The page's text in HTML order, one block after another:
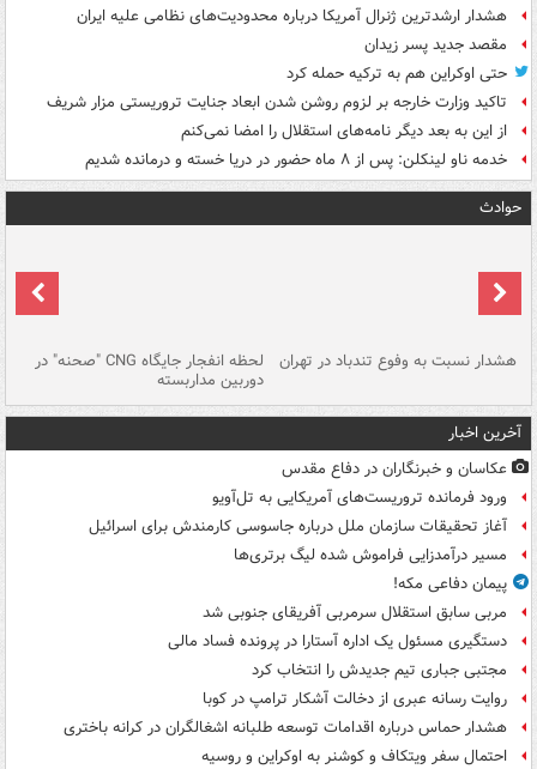
هشدار ارشدترین ژنرال آمریکا درباره محدودیت‌های نظامی علیه ایران
مقصد جدید پسر زیدان
حتی اوکراین هم به ترکیه حمله کرد
تاکید وزارت خارجه بر لزوم روشن شدن ابعاد جنایت تروریستی مزار شریف
از این به بعد دیگر نامه‌های استقلال را امضا نمی‌کنم
خدمه ناو لینکلن: پس از ۸ ماه حضور در دریا خسته و درمانده‌ شدیم
حوادث
هشدار نسبت به وفوع تندباد در تهران لحظه انفجار جایگاه CNG "صحنه" در
دوربین مداربسته
آخرین اخبار
عکاسان و خبرنگاران در دفاع مقدس
ورود فرمانده تروریست‌های آمریکایی به تل‌آویو
آغاز تحقیقات سازمان ملل درباره جاسوسی کارمندش برای اسرائیل
مسیر درآمدزایی فراموش شده لیگ برتری‌ها
پیمان دفاعی مکه!
مربی سابق استقلال سرمربی آفریقای جنوبی شد
دستگیری مسئول یک اداره آستارا در پرونده فساد مالی
مجتبی جباری تیم جدیدش را انتخاب کرد
روایت رسانه عبری از دخالت آشکار ترامپ در کوبا
هشدار حماس درباره اقدامات توسعه طلبانه اشغالگران در کرانه باختری
احتمال سفر ویتکاف و کوشنر به اوکراین و روسیه